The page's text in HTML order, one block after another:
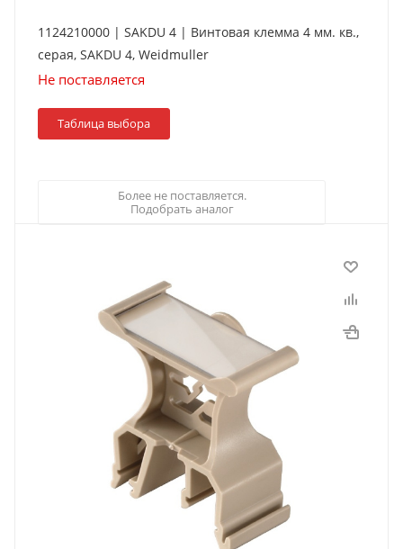
1124210000 | SAKDU 4 | Винтовая клемма 4 мм. кв.,
серая, SAKDU 4, Weidmuller
Не поставляется
Таблица выбора
Более не поставляется.
Подобрать аналог